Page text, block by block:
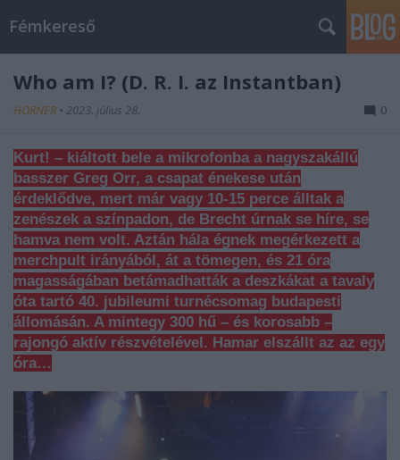
Fémkereső
Who am I? (D. R. I. az Instantban)
HORNER • 2023. július 28. 0
Kurt! – kiáltott bele a mikrofonba a nagyszakállú
basszer Greg Orr, a csapat énekese után
érdeklődve, mert már vagy 10-15 perce álltak a
zenészek a színpadon, de Brecht úrnak se híre, se
hamva nem volt. Aztán hála égnek megérkezett a
merchpult irányából, át a tömegen, és 21 óra
magasságában betámadhatták a deszkákat a tavaly
óta tartó 40. jubileumi turnécsomag budapesti
állomásán. A mintegy 300 hű – és korosabb –
rajongó aktív részvételével. Hamar elszállt az az egy
óra…